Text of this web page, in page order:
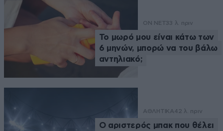
ON NET33 λ. πριν
Το μωρό μου είναι κάτω των
6 μηνών, μπορώ να του βάλω
αντηλιακό;
ΑΘΛΗΤΙΚΑ42 λ. πριν
Ο αριστερός μπακ που θέλει